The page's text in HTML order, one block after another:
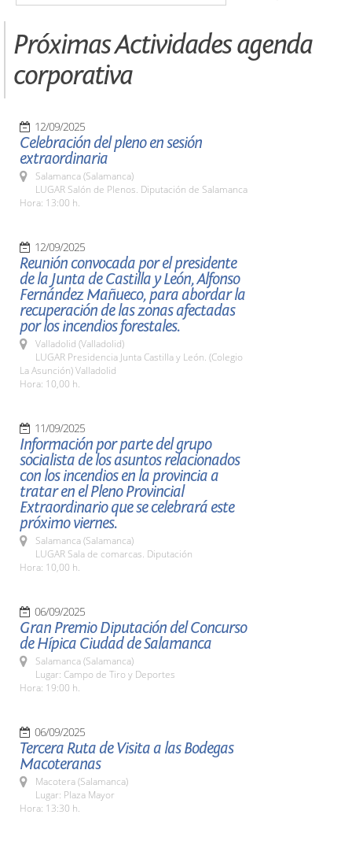
Próximas Actividades agenda
corporativa
12/09/2025
Celebración del pleno en sesión
extraordinaria
Salamanca (Salamanca)
LUGAR Salón de Plenos. Diputación de Salamanca
Hora: 13:00 h.
12/09/2025
Reunión convocada por el presidente
de la Junta de Castilla y León, Alfonso
Fernández Mañueco, para abordar la
recuperación de las zonas afectadas
por los incendios forestales.
Valladolid (Valladolid)
LUGAR Presidencia Junta Castilla y León. (Colegio
La Asunción) Valladolid
Hora: 10,00 h.
11/09/2025
Información por parte del grupo
socialista de los asuntos relacionados
con los incendios en la provincia a
tratar en el Pleno Provincial
Extraordinario que se celebrará este
próximo viernes.
Salamanca (Salamanca)
LUGAR Sala de comarcas. Diputación
Hora: 10,00 h.
06/09/2025
Gran Premio Diputación del Concurso
de Hípica Ciudad de Salamanca
Salamanca (Salamanca)
Lugar: Campo de Tiro y Deportes
Hora: 19:00 h.
06/09/2025
Tercera Ruta de Visita a las Bodegas
Macoteranas
Macotera (Salamanca)
Lugar: Plaza Mayor
Hora: 13:30 h.